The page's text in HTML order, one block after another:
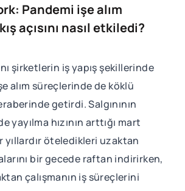
Pandemi işe alım
açısını nasıl etkiledi?
şirketlerin iş yapış şekillerinde
alım süreçlerinde de köklü
getirdi. Salgınının
yayılma hızının arttığı mart
yıllardır öteledikleri uzaktan
bir gecede raftan indirirken,
çalışmanın iş süreçlerini